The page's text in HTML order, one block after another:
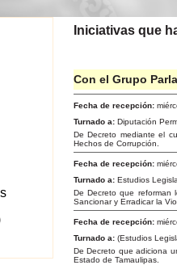
Iniciativas que
Con el Grupo
Fecha de recepción:
Turnado a: Diputación
De Decreto mediante el
Hechos de Corrupción.
Fecha de recepción:
Turnado a: Estudios
De Decreto que reforman
Sancionar y Erradicar la
Fecha de recepción:
Turnado a: (Estudios
De Decreto que adiciona
Estado de Tamaulipas.